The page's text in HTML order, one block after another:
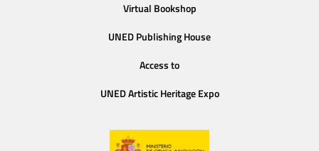
Virtual Bookshop
UNED Publishing House
Access to
UNED Artistic Heritage Expo